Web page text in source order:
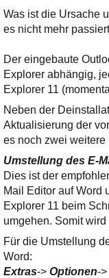
Was ist die Ursache
es nicht mehr
Der eingebaute
Explorer abhängig,
Explorer 11
Neben der
Aktualisierung der
es noch zwei weitere
Umstellung des E-
Dies ist der
Mail Editor auf Word
Explorer 11 beim
umgehen. Somit
Für die Umstellung
Word:
Extras-> Optionen->
E-Mail